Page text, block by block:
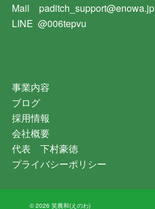
Mail paditch_support@enowa.jp
LINE @006tepvu
事業内容
ブログ
採用情報
会社概要
代表 下村豪徳
プライバシーポリシー
© 2026 笑農和(えのわ)